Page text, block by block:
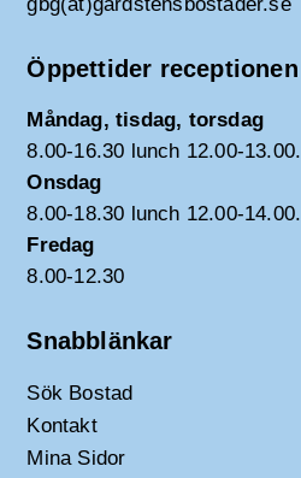
Öppettider receptionen
Måndag, tisdag, torsdag
8.00-16.30 lunch 12.00-13.00.
Onsdag
8.00-18.30 lunch 12.00-14.00.
Fredag
8.00-12.30
Snabblänkar
Sök Bostad
Kontakt
Mina Sidor